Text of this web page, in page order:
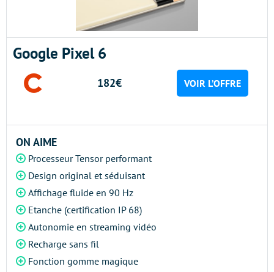
Google Pixel 6
182€ VOIR L’OFFRE
ON AIME
Processeur Tensor performant
Design original et séduisant
Affichage fluide en 90 Hz
Etanche (certification IP 68)
Autonomie en streaming vidéo
Recharge sans fil
Fonction gomme magique